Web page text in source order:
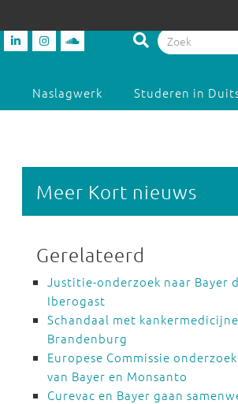
Naslagwerk Studeren in
Meer Kort nieuws
Gerelateerd
Justitie-onderzoek naar Bayer
Iberogast
Schandaal met
Brandenburg
Europese Commissie
van Bayer en Monsanto
Curevac en Bayer gaan